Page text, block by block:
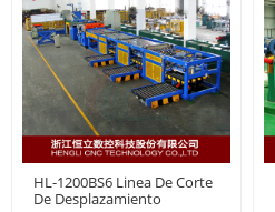
HL-1200BS6 Linea De Corte
De Desplazamiento